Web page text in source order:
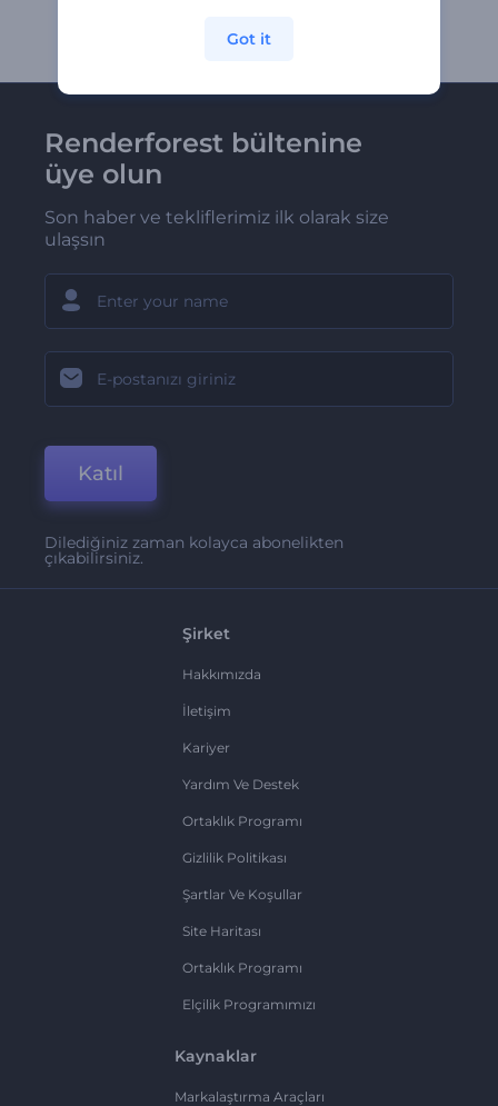
Renderforest bültenine
üye olun
Son haber ve tekliflerimiz ilk olarak size
ulaşsın
Katıl
Dilediğiniz zaman kolayca abonelikten
çıkabilirsiniz.
Şirket
Hakkımızda
İletişim
Kariyer
Yardım Ve Destek
Ortaklık Programı
Gizlilik Politikası
Şartlar Ve Koşullar
Site Haritası
Ortaklık Programı
Elçilik Programımızı
Kaynaklar
Markalaştırma Araçları
Got it